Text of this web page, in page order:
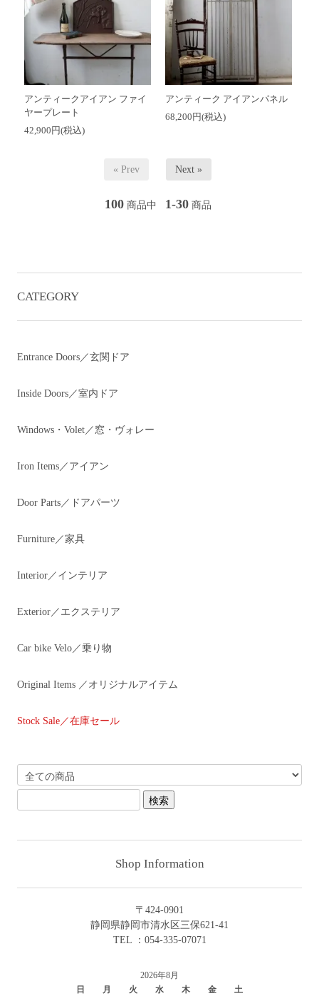
アンティークアイアン ファイ
ヤープレート
42,900円(税込)
アンティーク アイアンパネル
68,200円(税込)
« Prev Next »
100 商品中 1-30 商品
CATEGORY
Entrance Doors／玄関ドア
Inside Doors／室内ドア
Windows・Volet／窓・ヴォレー
Iron Items／アイアン
Door Parts／ドアパーツ
Furniture／家具
Interior／インテリア
Exterior／エクステリア
Car bike Velo／乗り物
Original Items ／オリジナルアイテム
Stock Sale／在庫セール
Shop Information
〒424-0901
静岡県静岡市清水区三保621-41
TEL ：054-335-07071
2026年8月
日
月 火 水 木 金
土